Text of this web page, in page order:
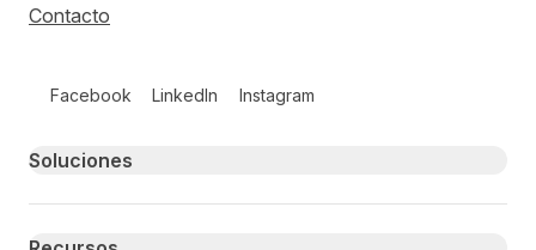
Contacto
Facebook LinkedIn Instagram
Primary footer navigation
Soluciones